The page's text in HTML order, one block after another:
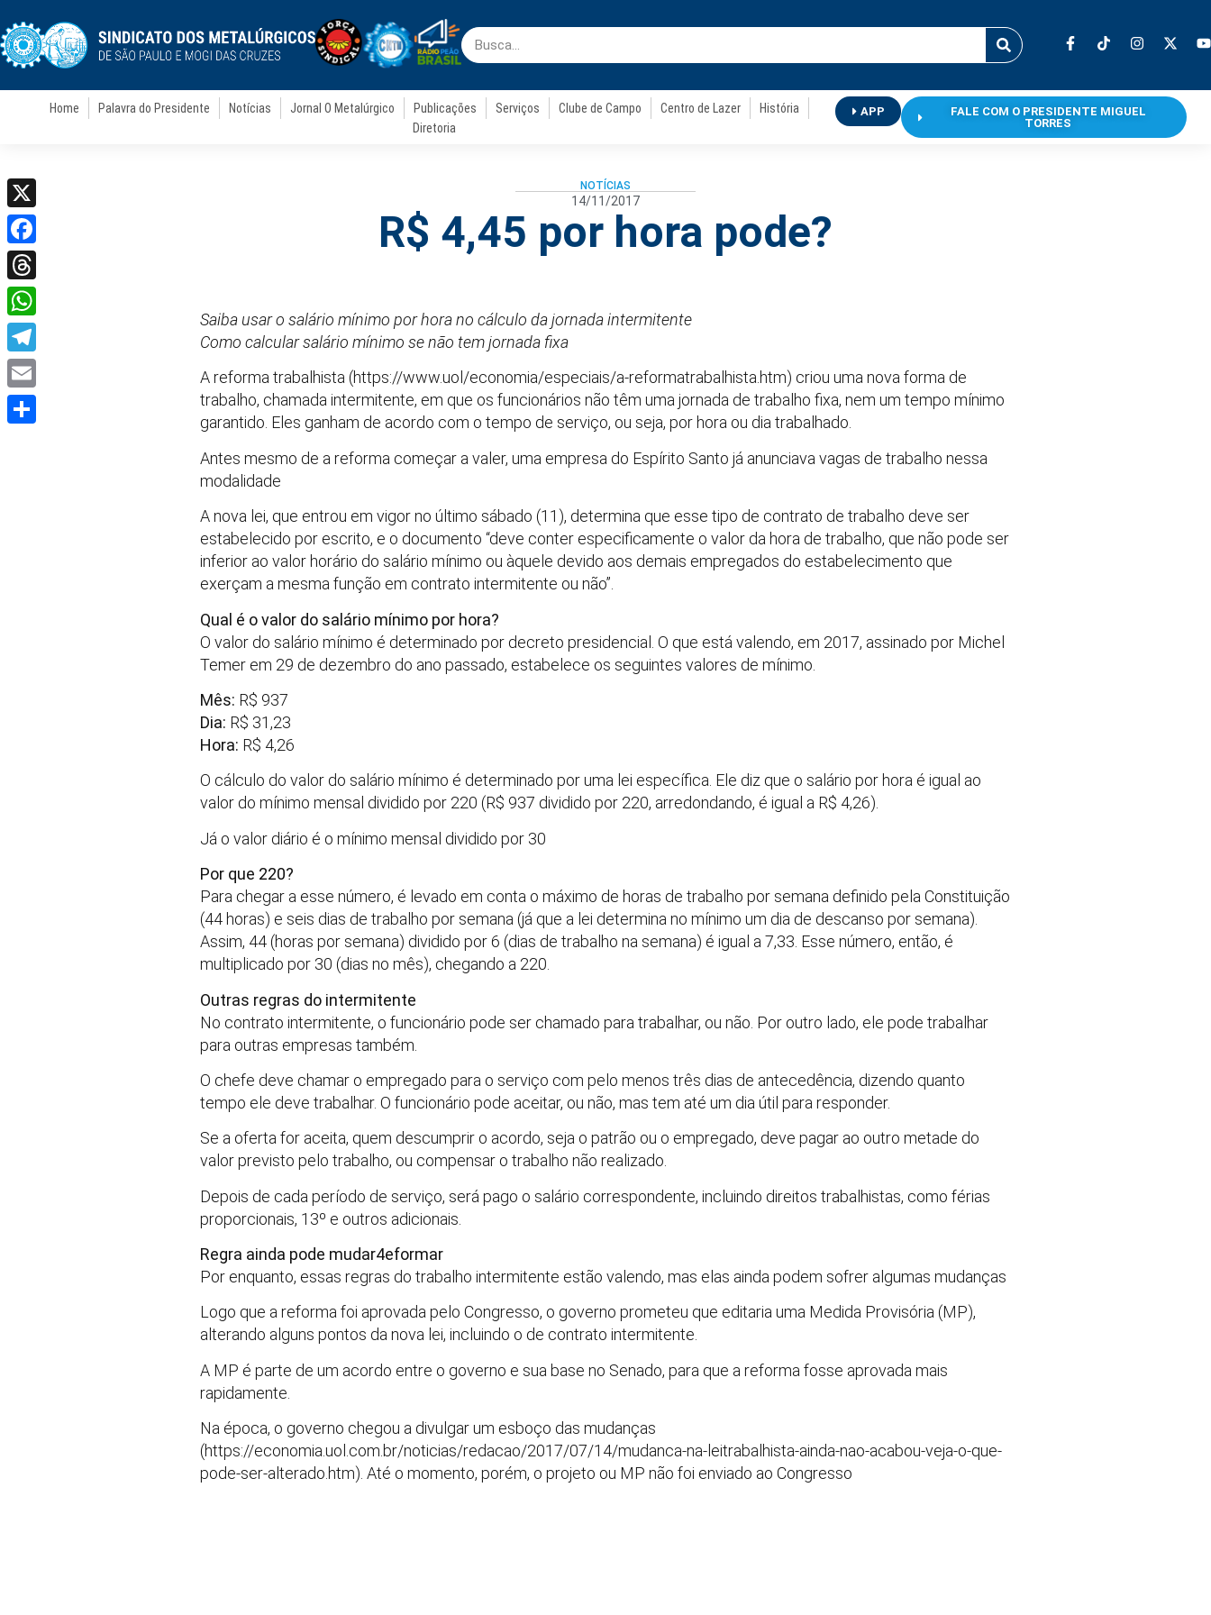
Home Palavra do Presidente Notícias Jornal O Metalúrgico Publicações Serviços Clube de Campo Centro de Lazer
História
Diretoria
APP
FALE COM O PRESIDENTE MIGUEL
TORRES
NOTÍCIAS
14/11/2017
R$ 4,45 por hora pode?
Saiba usar o salário mínimo por hora no cálculo da jornada intermitente
Como calcular salário mínimo se não tem jornada fixa
A reforma trabalhista (https://www.uol/economia/especiais/a-reformatrabalhista.htm) criou uma nova forma de
trabalho, chamada intermitente, em que os funcionários não têm uma jornada de trabalho fixa, nem um tempo mínimo
garantido. Eles ganham de acordo com o tempo de serviço, ou seja, por hora ou dia trabalhado.
Antes mesmo de a reforma começar a valer, uma empresa do Espírito Santo já anunciava vagas de trabalho nessa
modalidade
A nova lei, que entrou em vigor no último sábado (11), determina que esse tipo de contrato de trabalho deve ser
estabelecido por escrito, e o documento “deve conter especificamente o valor da hora de trabalho, que não pode ser
inferior ao valor horário do salário mínimo ou àquele devido aos demais empregados do estabelecimento que
exerçam a mesma função em contrato intermitente ou não”.
Qual é o valor do salário mínimo por hora?
O valor do salário mínimo é determinado por decreto presidencial. O que está valendo, em 2017, assinado por Michel
Temer em 29 de dezembro do ano passado, estabelece os seguintes valores de mínimo.
Mês: R$ 937
Dia: R$ 31,23
Hora: R$ 4,26
O cálculo do valor do salário mínimo é determinado por uma lei específica. Ele diz que o salário por hora é igual ao
valor do mínimo mensal dividido por 220 (R$ 937 dividido por 220, arredondando, é igual a R$ 4,26).
Já o valor diário é o mínimo mensal dividido por 30
Por que 220?
Para chegar a esse número, é levado em conta o máximo de horas de trabalho por semana definido pela Constituição
(44 horas) e seis dias de trabalho por semana (já que a lei determina no mínimo um dia de descanso por semana).
Assim, 44 (horas por semana) dividido por 6 (dias de trabalho na semana) é igual a 7,33. Esse número, então, é
multiplicado por 30 (dias no mês), chegando a 220.
Outras regras do intermitente
No contrato intermitente, o funcionário pode ser chamado para trabalhar, ou não. Por outro lado, ele pode trabalhar
para outras empresas também.
O chefe deve chamar o empregado para o serviço com pelo menos três dias de antecedência, dizendo quanto
tempo ele deve trabalhar. O funcionário pode aceitar, ou não, mas tem até um dia útil para responder.
Se a oferta for aceita, quem descumprir o acordo, seja o patrão ou o empregado, deve pagar ao outro metade do
valor previsto pelo trabalho, ou compensar o trabalho não realizado.
Depois de cada período de serviço, será pago o salário correspondente, incluindo direitos trabalhistas, como férias
proporcionais, 13º e outros adicionais.
Regra ainda pode mudar4eformar
Por enquanto, essas regras do trabalho intermitente estão valendo, mas elas ainda podem sofrer algumas mudanças
Logo que a reforma foi aprovada pelo Congresso, o governo prometeu que editaria uma Medida Provisória (MP),
alterando alguns pontos da nova lei, incluindo o de contrato intermitente.
A MP é parte de um acordo entre o governo e sua base no Senado, para que a reforma fosse aprovada mais
rapidamente.
Na época, o governo chegou a divulgar um esboço das mudanças
(https://economia.uol.com.br/noticias/redacao/2017/07/14/mudanca-na-leitrabalhista-ainda-nao-acabou-veja-o-que-
pode-ser-alterado.htm). Até o momento, porém, o projeto ou MP não foi enviado ao Congresso
X
Facebook
Threads
WhatsApp
Telegram
Email